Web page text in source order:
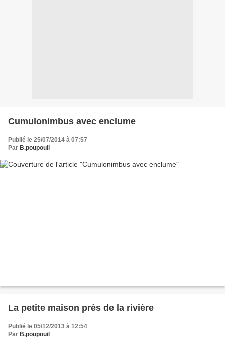
Cumulonimbus avec enclume
Publié le 25/07/2014 à 07:57
Par B.poupouil
La petite maison près de la rivière
Publié le 05/12/2013 à 12:54
Par B.poupouil